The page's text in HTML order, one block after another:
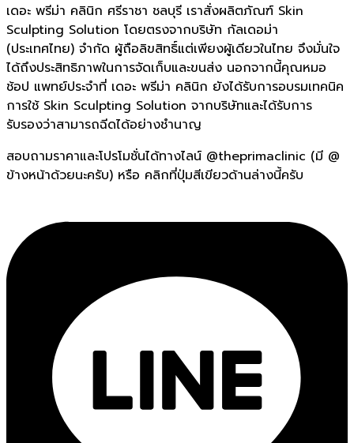
เดอะ พรีม่า คลินิก ศรีราชา ชลบุรี เราสั่งผลิตภัณฑ์ Skin
Sculpting Solution โดยตรงจากบริษัท กัลเดอม่า
(ประเทศไทย) จำกัด ผู้ถือลิขสิทธิ์แต่เพียงผู้เดียวในไทย จึงมั่นใจ
ได้ถึงประสิทธิภาพในการจัดเก็บและขนส่ง นอกจากนี้คุณหมอ
ช้อป แพทย์ประจำที่ เดอะ พรีม่า คลินิก ยังได้รับการอบรมเทคนิค
การใช้ Skin Sculpting Solution จากบริษัทและได้รับการ
รับรองว่าสามารถฉีดได้อย่างชำนาญ
สอบถามราคาและโปรโมชั่นได้ทางไลน์ @theprimaclinic (มี @
ข้างหน้าด้วยนะครับ) หรือ คลิกที่ปุ่มสีเขียวด้านล่างนี้ครับ